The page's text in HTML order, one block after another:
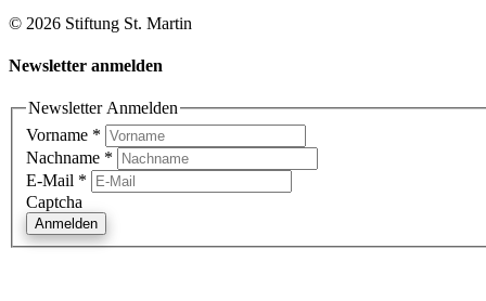
© 2026 Stiftung St. Martin
Newsletter anmelden
Newsletter Anmelden
Vorname *
Nachname *
E-Mail *
Captcha
Anmelden